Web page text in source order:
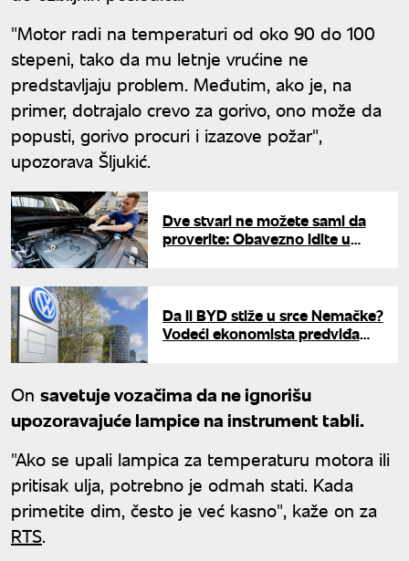
"Motor radi na temperaturi od oko 90 do 100
stepeni, tako da mu letnje vrućine ne
predstavljaju problem. Međutim, ako je, na
primer, dotrajalo crevo za gorivo, ono može da
popusti, gorivo procuri i izazove požar",
upozorava Šljukić.
Dve stvari ne možete sami da
proverite: Obavezno idite u
Da li BYD stiže u srce Nemačke?
Vodeći ekonomista predviđa
On savetuje vozačima da ne ignorišu
upozoravajuće lampice na instrument tabli.
"Ako se upali lampica za temperaturu motora ili
pritisak ulja, potrebno je odmah stati. Kada
primetite dim, često je već kasno", kaže on za
RTS.